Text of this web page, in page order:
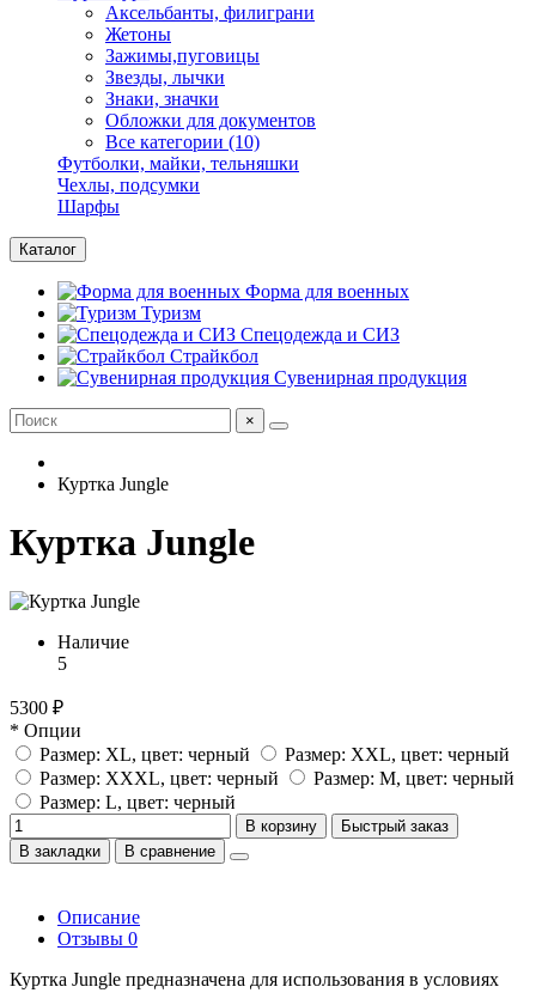
Аксельбанты, филиграни
Жетоны
Зажимы,пуговицы
Звезды, лычки
Знаки, значки
Обложки для документов
Все категории (10)
Футболки, майки, тельняшки
Чехлы, подсумки
Шарфы
Каталог
Форма для военных
Туризм
Спецодежда и СИЗ
Страйкбол
Сувенирная продукция
×
Куртка Jungle
Куртка Jungle
Наличие
5
5300 ₽
* Опции
Размер: XL, цвет: черный
Размер: XXL, цвет: черный
Размер: XXXL, цвет: черный
Размер: М, цвет: черный
Размер: L, цвет: черный
В корзину
Быстрый заказ
В закладки
В сравнение
Описание
Отзывы 0
Куртка Jungle предназначена для использования в условиях